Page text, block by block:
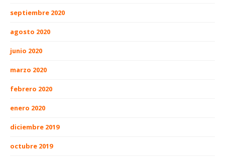
septiembre 2020
agosto 2020
junio 2020
marzo 2020
febrero 2020
enero 2020
diciembre 2019
octubre 2019